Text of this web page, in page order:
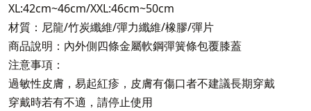
XL:42cm~46cm/XXL:46cm~50cm
材質：尼龍/竹炭纖維/彈力纖維/橡膠/彈片
商品說明：內外側四條金屬軟鋼彈簧條包覆膝蓋
注意事項：
過敏性皮膚，易起紅疹，皮膚有傷口者不建議長期穿戴
穿戴時若有不適，請停止使用